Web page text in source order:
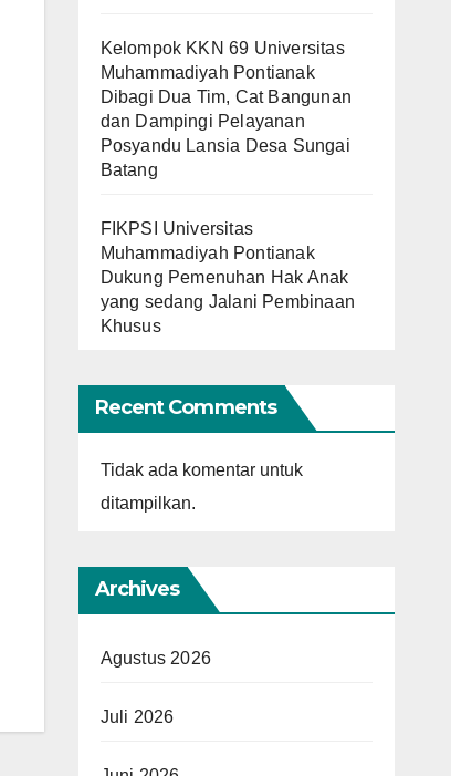
Kelompok KKN 69 Universitas
Muhammadiyah Pontianak
Dibagi Dua Tim, Cat Bangunan
dan Dampingi Pelayanan
Posyandu Lansia Desa Sungai
Batang
FIKPSI Universitas
Muhammadiyah Pontianak
Dukung Pemenuhan Hak Anak
yang sedang Jalani Pembinaan
Khusus
Recent Comments
Tidak ada komentar untuk
ditampilkan.
Archives
Agustus 2026
Juli 2026